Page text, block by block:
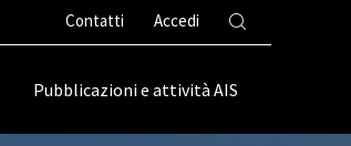
Contatti Accedi
Pubblicazioni e attività AIS